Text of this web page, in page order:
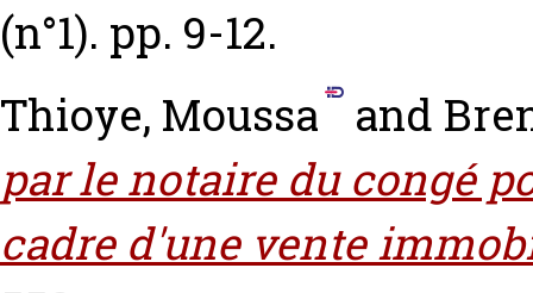
(n°1). pp. 9-12.
Thioye, Moussa
and
par le notaire du congé
cadre d'une vente